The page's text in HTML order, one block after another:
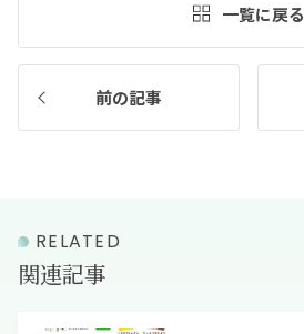
前の記事
一覧に戻る
RELATED
関連記事